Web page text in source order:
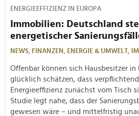
ENERGIEEFFIZIENZ IN EUROPA
Immobilien: Deutschland
energetischer
NEWS, FINANZEN, ENERGIE & UMWELT,
Offenbar können sich Hausbesitzer in
glücklich schätzen, dass
Energieeffizienz zunächst vom Tisch
Studie legt nahe, dass der
gewesen wäre – und mittelfristig